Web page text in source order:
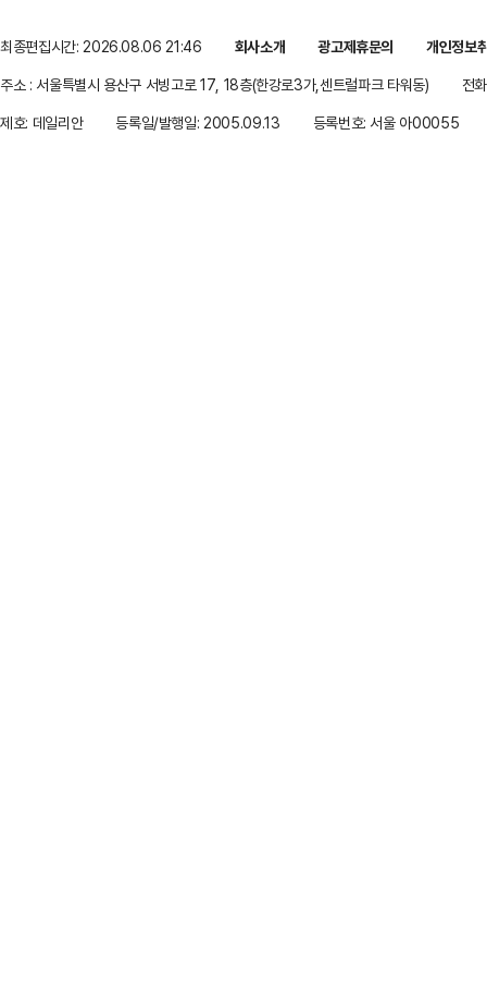
최종편집시간: 2026.08.06 21:46 회사소개 광고제휴문의
개인정보
주소 : 서울특별시 용산구 서빙고로 17, 18층(한강로3가,센트럴파크 타워동)
전
제호: 데일리안
등록일/발행일: 2005.09.13 등록번호: 서울 아00055